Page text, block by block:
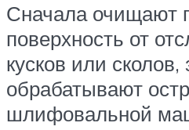
Сначала очищают
поверхность от
кусков или сколов,
обрабатывают
шлифовальной